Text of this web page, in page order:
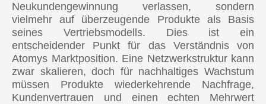
Neukundengewinnung verlassen, sondern
vielmehr auf überzeugende Produkte als Basis
seines Vertriebsmodells. Dies ist ein
entscheidender Punkt für das Verständnis von
Atomys Marktposition. Eine Netzwerkstruktur kann
zwar skalieren, doch für nachhaltiges Wachstum
müssen Produkte wiederkehrende Nachfrage,
Kundenvertrauen und einen echten Mehrwert